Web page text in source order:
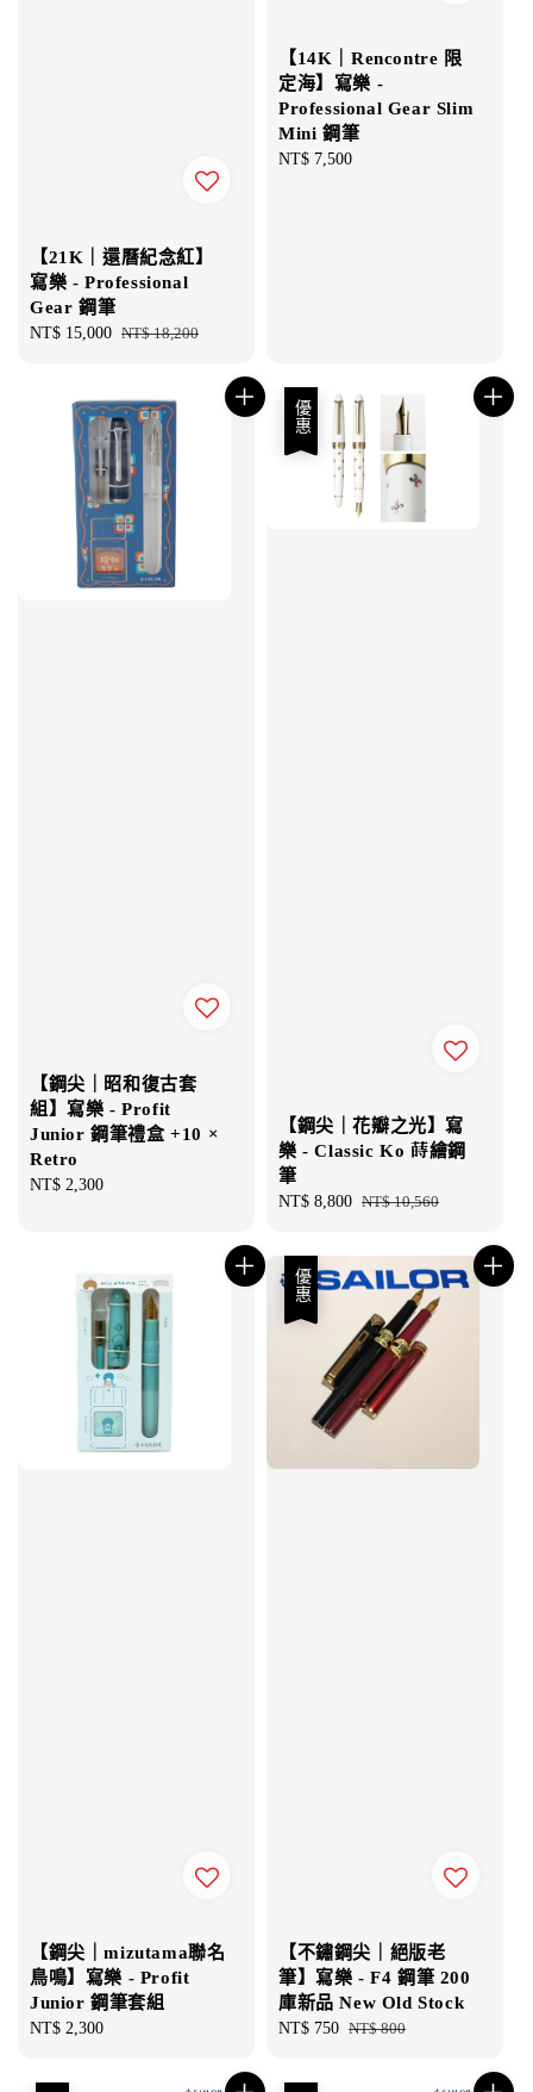
【21K｜還曆紀念紅】
寫樂 - Professional
Gear 鋼筆
Sale
NT$ 15,000 Regular
NT$ 18,200
【14K｜Rencontre 限
定海】寫樂 -
Professional Gear Slim
Mini 鋼筆
Regular
NT$ 7,500
【鋼尖｜昭和復古套
組】寫樂 - Profit
Junior 鋼筆禮盒 +10 ×
Retro
Regular
NT$ 2,300
優惠
【鋼尖｜花瓣之光】寫
樂 - Classic Ko 蒔繪鋼
筆
Sale
NT$ 8,800 Regular
NT$ 10,560
【鋼尖｜mizutama聯名
鳥鳴】寫樂 - Profit
Junior 鋼筆套組
Regular
NT$ 2,300
優惠
【不鏽鋼尖｜絕版老
筆】寫樂 - F4 鋼筆 200
庫新品 New Old Stock
Sale
NT$ 750 Regular
NT$ 800